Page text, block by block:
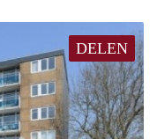
DELEN